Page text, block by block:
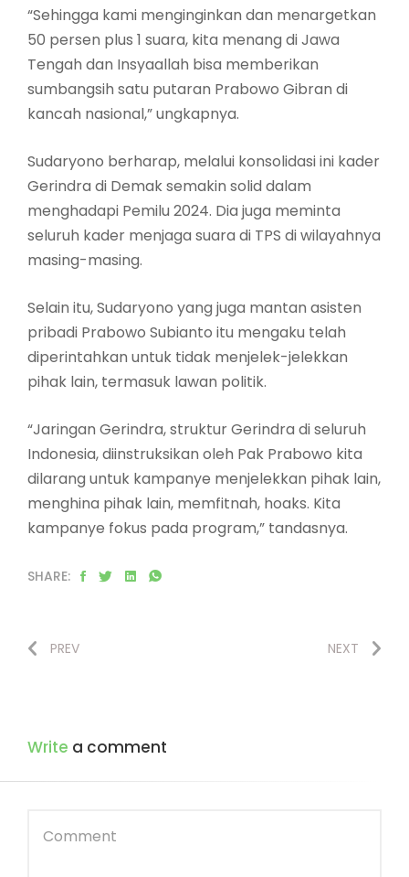
“Sehingga kami menginginkan dan menargetkan
50 persen plus 1 suara, kita menang di Jawa
Tengah dan Insyaallah bisa memberikan
sumbangsih satu putaran Prabowo Gibran di
kancah nasional,” ungkapnya.
Sudaryono berharap, melalui konsolidasi ini kader
Gerindra di Demak semakin solid dalam
menghadapi Pemilu 2024. Dia juga meminta
seluruh kader menjaga suara di TPS di wilayahnya
masing-masing.
Selain itu, Sudaryono yang juga mantan asisten
pribadi Prabowo Subianto itu mengaku telah
diperintahkan untuk tidak menjelek-jelekkan
pihak lain, termasuk lawan politik.
“Jaringan Gerindra, struktur Gerindra di seluruh
Indonesia, diinstruksikan oleh Pak Prabowo kita
dilarang untuk kampanye menjelekkan pihak lain,
menghina pihak lain, memfitnah, hoaks. Kita
kampanye fokus pada program,” tandasnya.
SHARE:
PREV NEXT
Write a comment